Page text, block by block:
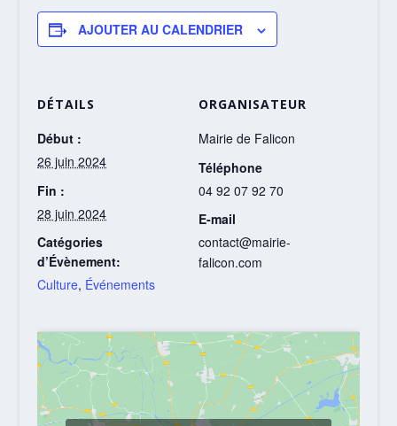
AJOUTER AU CALENDRIER
DÉTAILS
Début :
26 juin 2024
Fin :
28 juin 2024
Catégories
d’Évènement:
Culture, Événements
ORGANISATEUR
Mairie de Falicon
Téléphone
04 92 07 92 70
E-mail
contact@mairie-
falicon.com